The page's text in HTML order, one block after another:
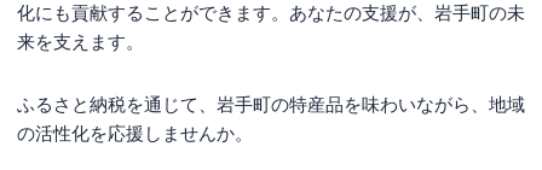
化にも貢献することができます。あなたの支援が、岩手町の未
来を支えます。
ふるさと納税を通じて、岩手町の特産品を味わいながら、地域
の活性化を応援しませんか。